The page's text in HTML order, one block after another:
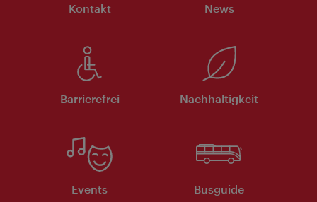
Kontakt News
Barrierefrei Nachhaltigkeit
Events Busguide